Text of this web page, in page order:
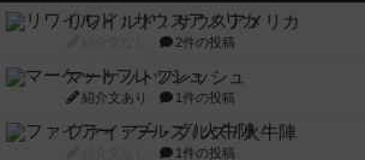
リワイルド：サウスアメリカ
2件の投稿
マーケットフレッシュ
紹介文あり 1件の投稿
ファイアー・ブルズ / 火牛陣
1件の投稿